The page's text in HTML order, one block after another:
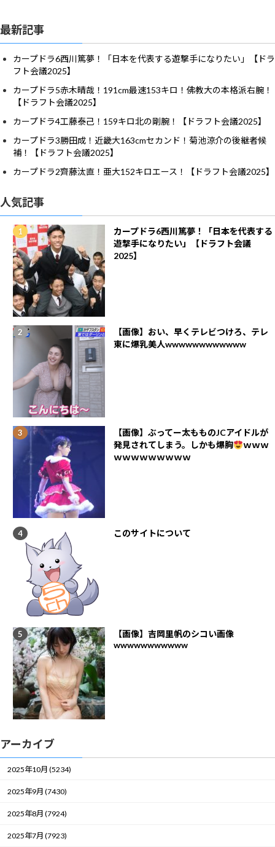
最新記事
カープドラ6西川篤夢！「日本を代表する遊撃手になりたい」【ドラ
フト会議2025】
カープドラ5赤木晴哉！191cm最速153キロ！佛教大の本格派右腕！
【ドラフト会議2025】
カープドラ4工藤泰己！159キロ北の剛腕！【ドラフト会議2025】
カープドラ3勝田成！近畿大163cmセカンド！菊池涼介の後継者候
補！【ドラフト会議2025】
カープドラ2齊藤汰直！亜大152キロエース！【ドラフト会議2025】
人気記事
カープドラ6西川篤夢！「日本を代表する
遊撃手になりたい」【ドラフト会議
2025】
【画像】おい、早くテレビつけろ、テレ
東に爆乳美人wwwwwwwwwwww
【画像】ぶってー太もものJCアイドルが
発見されてしまう。しかも爆胸
ｗｗｗ
ｗｗｗｗｗｗｗｗｗ
このサイトについて
【画像】吉岡里帆のシコい画像
wwwwwwwwwww
アーカイブ
2025年10月 (5234)
2025年9月 (7430)
2025年8月 (7924)
2025年7月 (7923)